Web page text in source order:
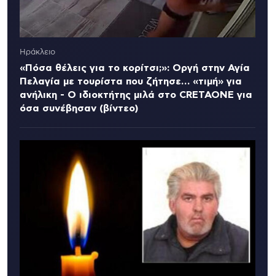
Ηράκλειο
«Πόσα θέλεις για το κορίτσι;»: Οργή στην Αγία
Πελαγία με τουρίστα που ζήτησε… «τιμή» για
ανήλικη - Ο ιδιοκτήτης μιλά στο CRETAONE για
όσα συνέβησαν (βίντεο)